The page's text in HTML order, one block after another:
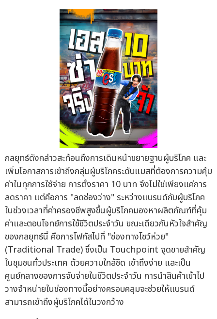
กลยุทธ์ดังกล่าวสะท้อนถึงการเดินหน้าขยายฐานผู้บริโภค และ
เพิ่มโอกาสการเข้าถึงกลุ่มผู้บริโภคระดับแมสที่ต้องการความคุ้ม
ค่าในทุกการใช้จ่าย การตั้งราคา 10 บาท จึงไม่ใช่เพียงแค่การ
ลดราคา แต่คือการ "ลดช่องว่าง" ระหว่างแบรนด์กับผู้บริโภค
ในช่วงเวลาที่ค่าครองชีพสูงขึ้นผู้บริโภคมองหาผลิตภัณฑ์ที่คุ้ม
ค่าและตอบโจทย์การใช้ชีวิตประจำวัน ขณะเดียวกันหัวใจสำคัญ
ของกลยุทธ์นี้ คือการโฟกัสไปที่ "ช่องทางโชว์ห่วย"
(Traditional Trade) ซึ่งเป็น Touchpoint จุดขายสำคัญ
ในชุมชนทั่วประเทศ ด้วยความใกล้ชิด เข้าถึงง่าย และเป็น
ศูนย์กลางของการจับจ่ายในชีวิตประจำวัน การนำสินค้าเข้าไป
วางจำหน่ายในช่องทางนี้อย่างครอบคลุมจะช่วยให้แบรนด์
สามารถเข้าถึงผู้บริโภคได้ในวงกว้าง